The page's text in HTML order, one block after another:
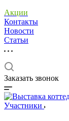
Акции
Контакты
Новости
Статьи
Заказать звонок
Участники